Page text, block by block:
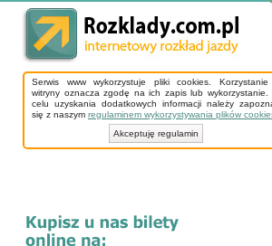
Serwis www wykorzystuje pliki cookies.
witryny oznacza zgodę na ich zapis lub wykorzystanie.
celu uzyskania dodatkowych informacji należy
się z naszym regulaminem wykorzystywania plików
Akceptuję regulamin